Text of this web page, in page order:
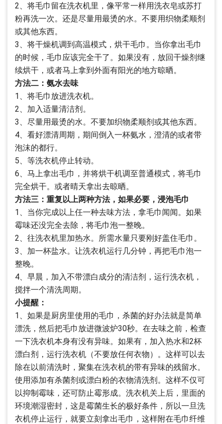
2、将毛巾留在洗衣机里，像平常一样用洗衣皂或苏打
粉再洗一次。还是尽量用最烫的水。不要用织物柔顺剂
或其他东西。
3、将干燥机调到高温模式，烘干毛巾。当你拿出毛巾
的时候，毛巾应该完全干了。如果没有，放回干燥剂继
续烘干，或者马上拿到外面有阳光的地方晾晒。
方法二：氨水去味
1、将毛巾放进洗衣机。
2、加入适量清洁剂。
3、尽量用最烫的水。不要加织物柔顺剂或其他东西。
4、看好漂清周期，期间倒入一杯氨水，澄清的或者带
泡沫的都行。
5、等洗衣机停止转动。
6、马上拿出毛巾，并将烘干机调至普通模式，将毛巾
完全烘干。或者晴天拿出去晾晒。
方法三：重复以上两种方法，如果必要，浸泡毛巾
1、当你完成以上任一种去味方法，拿毛巾闻闻。如果
霉味还没完全去除，将毛巾泡一整晚。
2、往洗衣机里加热水。所需水量只要刚好盖住毛巾。
3、加一杯盐水。让洗衣机运行几分钟，再把毛巾泡一
整晚。
4、早晨，加入不带漂白成分的清洁剂，运行洗衣机，
搅拌一个清洗周期。
小提醒：
1、如果是厨房里使用的毛巾，杀菌的好办法就是简单
漂洗，然后把毛巾放进微波炉30秒。在去味之前，检查
一下洗衣机本身有没有异味。如果有，加入热水和2杯
漂白剂，运行洗衣机（不要放任何衣物）。这样可以去
除在以前清洗时，聚集在洗衣机的带有异味的残留水。
使用添加有杀菌剂或漂白粉的衣物清洗剂。这样不仅可
以抑制霉味，还可防止霉形成。洗衣机关上后，里面的
环境潮湿密封，这是霉菌生长的极好条件，所以一旦洗
衣机停止运行，就要立刻拿出毛巾，这样附在毛巾纤维